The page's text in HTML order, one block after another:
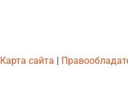
Карта сайта |